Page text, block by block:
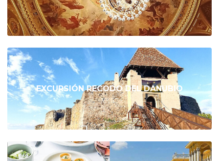
EXCURSIÓN RECODO DEL DANUBIO